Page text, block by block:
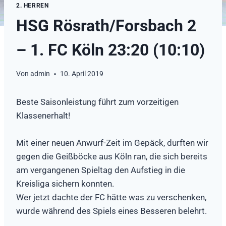
2. HERREN
HSG Rösrath/Forsbach 2
– 1. FC Köln 23:20 (10:10)
Von admin 10. April 2019
Beste Saisonleistung führt zum vorzeitigen
Klassenerhalt!
Mit einer neuen Anwurf-Zeit im Gepäck, durften wir
gegen die Geißböcke aus Köln ran, die sich bereits
am vergangenen Spieltag den Aufstieg in die
Kreisliga sichern konnten.
Wer jetzt dachte der FC hätte was zu verschenken,
wurde während des Spiels eines Besseren belehrt.